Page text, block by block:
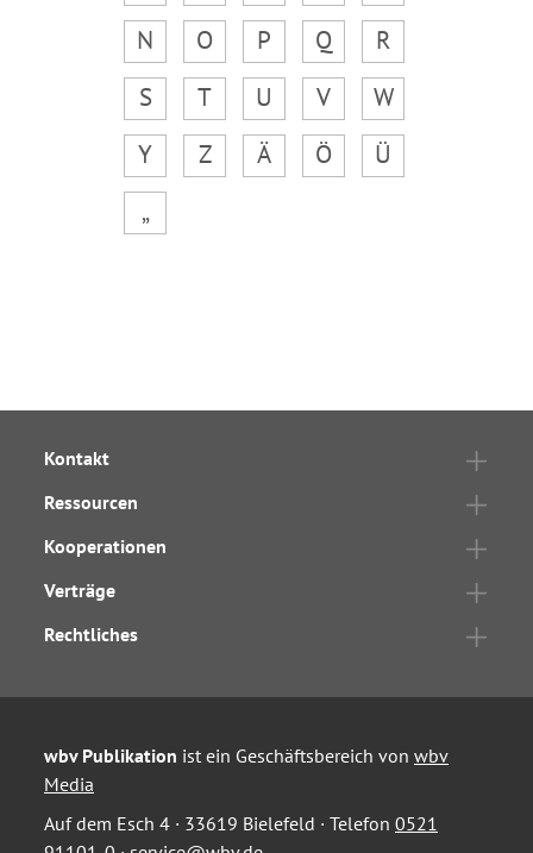
N
O P Q
R
S
T U V
W
Y
Z Ä Ö
Ü
„
Kontakt
Ressourcen
Kooperationen
Verträge
Rechtliches
wbv Publikation ist ein Geschäftsbereich von wbv
Media
Auf dem Esch 4 · 33619 Bielefeld · Telefon 0521